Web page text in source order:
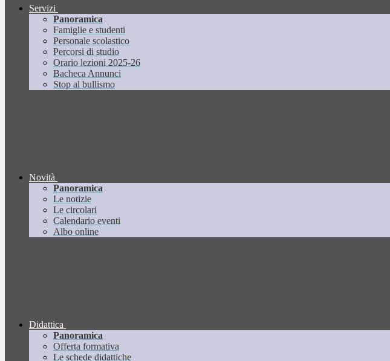
Servizi
Panoramica
Famiglie e studenti
Personale scolastico
Percorsi di studio
Orario lezioni 2025-26
Bacheca Annunci
Stop al bullismo
Novità
Panoramica
Le notizie
Le circolari
Calendario eventi
Albo online
Didattica
Panoramica
Offerta formativa
Le schede didattiche